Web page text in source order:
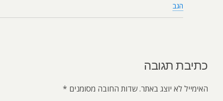
הגב
כתיבת תגובה
האימייל לא יוצג באתר.שדות החובה מסומנים *